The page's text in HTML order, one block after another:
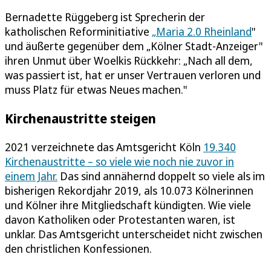
Bernadette Rüggeberg ist Sprecherin der
katholischen Reforminitiative „Maria 2.0 Rheinland"
und äußerte gegenüber dem „Kölner Stadt-Anzeiger"
ihren Unmut über Woelkis Rückkehr: „Nach all dem,
was passiert ist, hat er unser Vertrauen verloren und
muss Platz für etwas Neues machen."
Kirchenaustritte steigen
2021 verzeichnete das Amtsgericht Köln 19.340
Kirchenaustritte – so viele wie noch nie zuvor in
einem Jahr. Das sind annähernd doppelt so viele als im
bisherigen Rekordjahr 2019, als 10.073 Kölnerinnen
und Kölner ihre Mitgliedschaft kündigten. Wie viele
davon Katholiken oder Protestanten waren, ist
unklar. Das Amtsgericht unterscheidet nicht zwischen
den christlichen Konfessionen.